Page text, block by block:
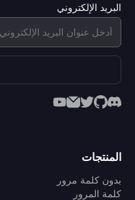
البريد الإلكتروني
المنتجات
بدون كلمة مرور
كلمة المرور